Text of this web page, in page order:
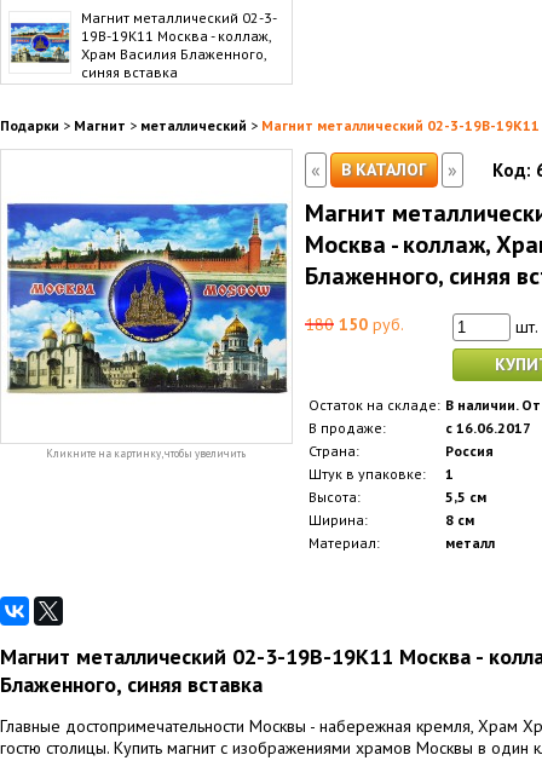
Магнит металлический 02-3-
19B-19K11 Москва - коллаж,
Храм Василия Блаженного,
синяя вставка
Подарки > Магнит > металлический > Магнит металлический 02-3-19B-
Кликните на картинку, чтобы увеличить
« В КАТАЛОГ » Код:
Магнит
Москва - коллаж,
Блаженного, синяя
180 150 руб.
шт.
Остаток на складе: В наличии.
В продаже:
с 16.06.2017
Страна:
Россия
Штук в упаковке:
1
Высота:
5,5 см
Ширина:
8 см
Материал:
металл
Магнит металлический 02-3-19B-19K11 Москва -
Блаженного, синяя вставка
Главные достопримечательности Москвы - набережная кремля, Храм
гостю столицы. Купить магнит с изображениями храмов Москвы в один